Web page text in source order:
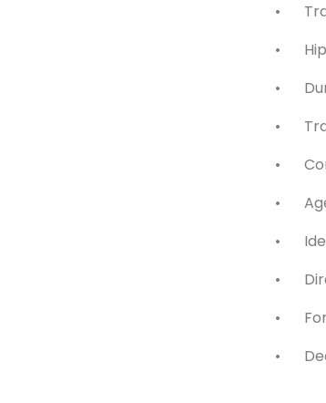
•
•
•
•
•
•
•
•
•
•